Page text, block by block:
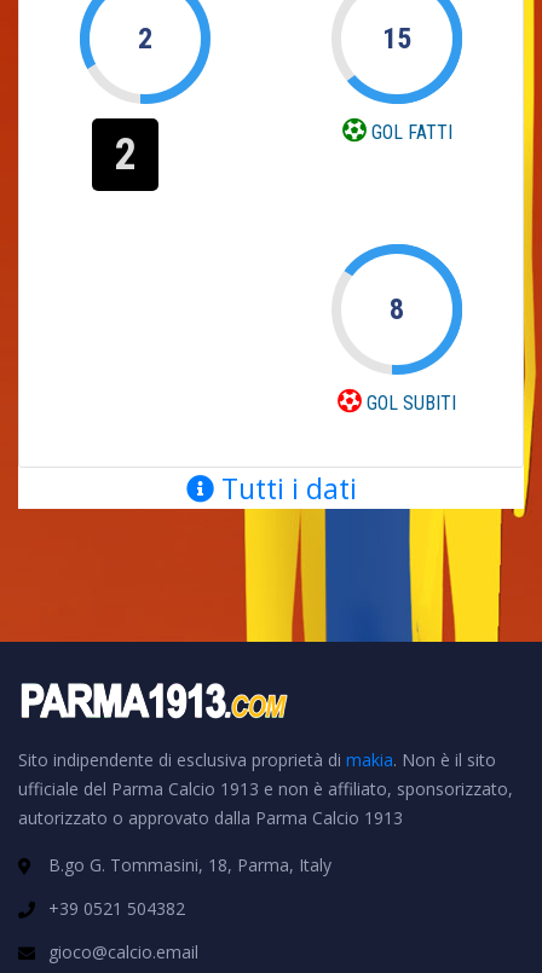
2
2
15
GOL FATTI
8
GOL SUBITI
Tutti i dati
Sito indipendente di esclusiva proprietà di makia. Non è il sito
ufficiale del Parma Calcio 1913 e non è affiliato, sponsorizzato,
autorizzato o approvato dalla Parma Calcio 1913
B.go G. Tommasini, 18, Parma, Italy
+39 0521 504382
gioco@calcio.email